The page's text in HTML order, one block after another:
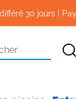
30 jours !